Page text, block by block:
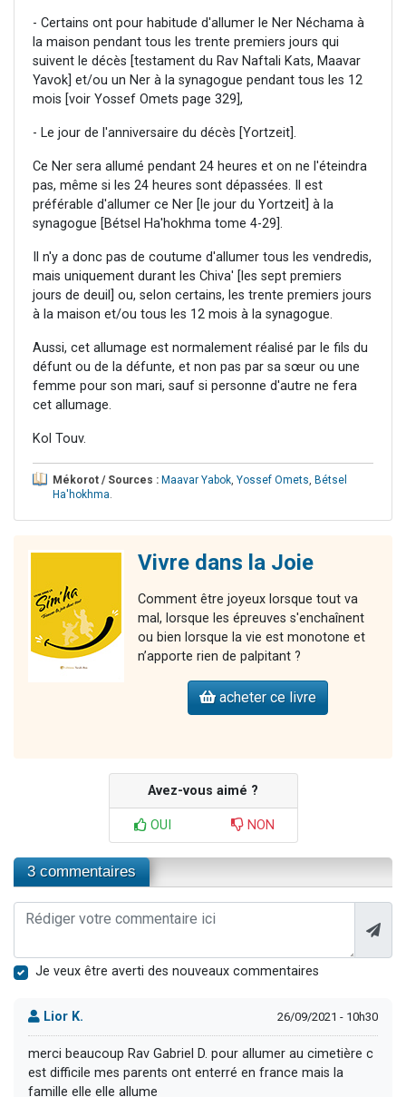
- Certains ont pour habitude d'allumer le Ner Néchama à
la maison pendant tous les trente premiers jours qui
suivent le décès [testament du Rav Naftali Kats, Maavar
Yavok] et/ou un Ner à la synagogue pendant tous les 12
mois [voir Yossef Omets page 329],
- Le jour de l'anniversaire du décès [Yortzeit].
Ce Ner sera allumé pendant 24 heures et on ne l'éteindra
pas, même si les 24 heures sont dépassées. Il est
préférable d'allumer ce Ner [le jour du Yortzeit] à la
synagogue [Bétsel Ha'hokhma tome 4-29].
Il n'y a donc pas de coutume d'allumer tous les vendredis,
mais uniquement durant les Chiva' [les sept premiers
jours de deuil] ou, selon certains, les trente premiers jours
à la maison et/ou tous les 12 mois à la synagogue.
Aussi, cet allumage est normalement réalisé par le fils du
défunt ou de la défunte, et non pas par sa sœur ou une
femme pour son mari, sauf si personne d'autre ne fera
cet allumage.
Kol Touv.
Mékorot / Sources : Maavar Yabok, Yossef Omets, Bétsel
Ha'hokhma.
Vivre dans la Joie
Comment être joyeux lorsque tout va
mal, lorsque les épreuves s'enchaînent
ou bien lorsque la vie est monotone et
n’apporte rien de palpitant ?
acheter ce livre
Avez-vous aimé ?
OUI NON
3 commentaires
Je veux être averti des nouveaux commentaires
Lior K. 26/09/2021 - 10h30
merci beaucoup Rav Gabriel D. pour allumer au cimetière c
est difficile mes parents ont enterré en france mais la
famille elle elle allume